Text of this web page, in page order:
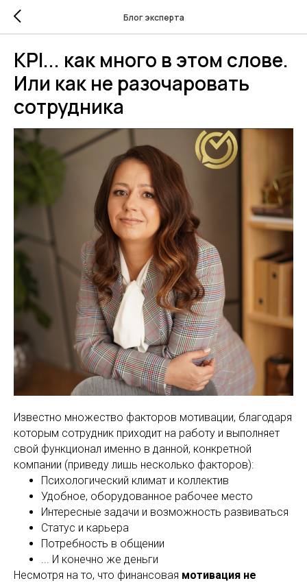
Блог эксперта
KPI... как много в этом слове.
Или как не разочаровать
сотрудника
Известно множество факторов мотивации, благодаря
которым сотрудник приходит на работу и выполняет
свой функционал именно в данной, конкретной
компании (приведу лишь несколько факторов):
Психологический климат и коллектив
Удобное, оборудованное рабочее место
Интересные задачи и возможность развиваться
Статус и карьера
Потребность в общении
... И конечно же деньги
Несмотря на то, что финансовая мотивация не